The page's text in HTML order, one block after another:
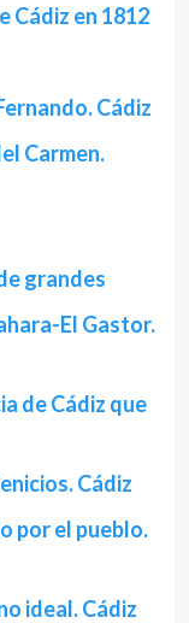
Cádiz en 1812
Cádiz
Carmen.
grandes
El Gastor.
de Cádiz que
Cádiz
por el pueblo.
ideal. Cádiz